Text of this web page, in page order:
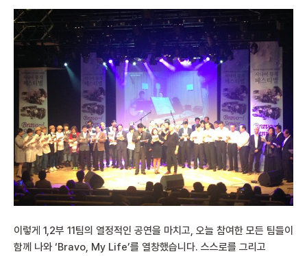
이렇게 1,2부 11팀의 열정적인 공연을 마치고, 오늘 참여한 모든 팀들이
함께 나와 ‘Bravo, My Life’를 열창했습니다. 스스로를 그리고